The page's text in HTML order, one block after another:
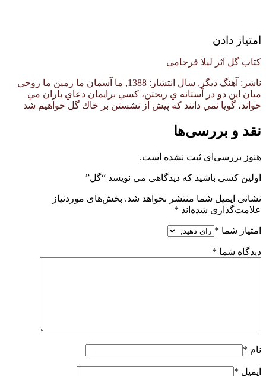
امتیاز دادن
کتاب گل اثر لیلا فرجامی
ناشر: آهنگ ديگر, سال انتشار: 1388, ما آسمان ما زمين ما روحي
ميان اين دو در آستانه ي ريختن، كسي برايمان دعاي باران مي
خواند، گويا نمي دانند كه پيش از نشستن بر خاك گل خواهيم شد
نقد و بررسی‌ها
هنوز بررسی‌ای ثبت نشده است.
اولین کسی باشید که دیدگاهی می نویسد “گل”
نشانی ایمیل شما منتشر نخواهد شد. بخش‌های موردنیاز
علامت‌گذاری شده‌اند *
امتیاز شما *
دیدگاه شما *
نام *
ایمیل *